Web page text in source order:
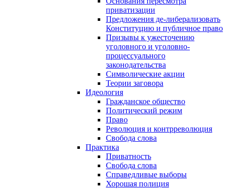
приватизации
Предложения де-либерализовать
Конституцию и публичное право
Призывы к ужесточению
уголовного и уголовно-
процессуального
законодательства
Символические акции
Теории заговора
Идеология
Гражданское общество
Политический режим
Право
Революция и контрреволюция
Свобода слова
Практика
Приватность
Свобода слова
Справедливые выборы
Хорошая полиция